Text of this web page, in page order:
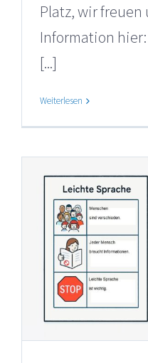
Platz, wir freuen
Information
[...]
Weiterlesen